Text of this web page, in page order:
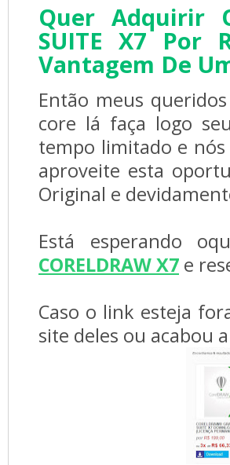
Quer Adquirir
SUITE X7Por
Vantagem De
Então meus
core lá faça logo
tempo limitado e nós
aproveite esta
Original e
Está esperando
CORELDRAW X7 e
Caso o link esteja
site deles ou acabou